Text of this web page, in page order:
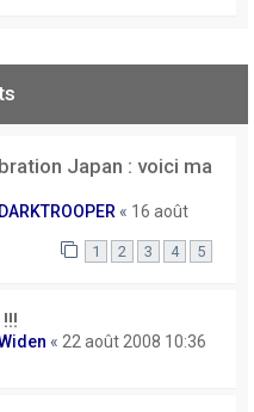
Japan : voici ma
DARKTROOPER « 16 août
1 2 3 4 5
« 22 août 2008 10:36